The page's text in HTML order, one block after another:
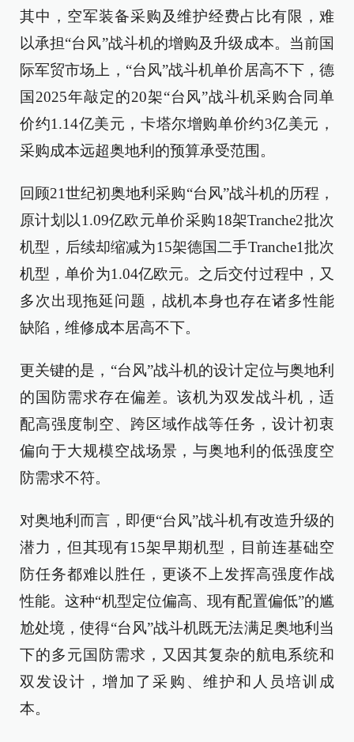
其中，空军装备采购及维护经费占比有限，难
以承担“台风”战斗机的增购及升级成本。当前国
际军贸市场上，“台风”战斗机单价居高不下，德
国2025年敲定的20架“台风”战斗机采购合同单
价约1.14亿美元，卡塔尔增购单价约3亿美元，
采购成本远超奥地利的预算承受范围。
回顾21世纪初奥地利采购“台风”战斗机的历程，
原计划以1.09亿欧元单价采购18架Tranche2批次
机型，后续却缩减为15架德国二手Tranche1批次
机型，单价为1.04亿欧元。之后交付过程中，又
多次出现拖延问题，战机本身也存在诸多性能
缺陷，维修成本居高不下。
更关键的是，“台风”战斗机的设计定位与奥地利
的国防需求存在偏差。该机为双发战斗机，适
配高强度制空、跨区域作战等任务，设计初衷
偏向于大规模空战场景，与奥地利的低强度空
防需求不符。
对奥地利而言，即便“台风”战斗机有改造升级的
潜力，但其现有15架早期机型，目前连基础空
防任务都难以胜任，更谈不上发挥高强度作战
性能。这种“机型定位偏高、现有配置偏低”的尴
尬处境，使得“台风”战斗机既无法满足奥地利当
下的多元国防需求，又因其复杂的航电系统和
双发设计，增加了采购、维护和人员培训成
本。